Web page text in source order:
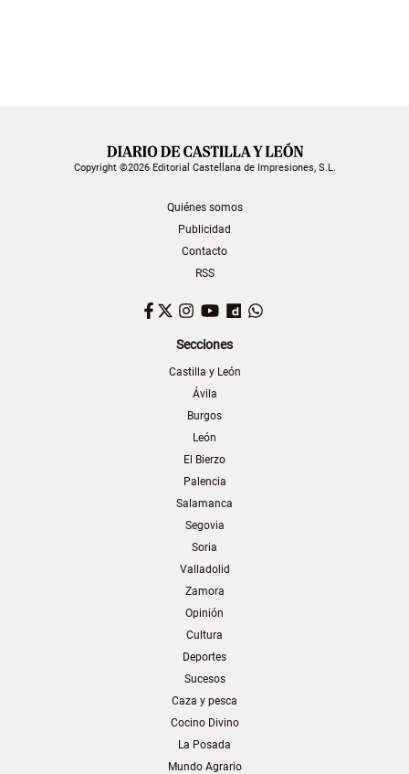
Copyright ©2026 Editorial Castellana de Impresiones, S.L.
Quiénes somos
Publicidad
Contacto
RSS
Facebook
TwitterInstagram
YouTubeDailymotion
Secciones
Castilla y León
Ávila
Burgos
León
El Bierzo
Palencia
Salamanca
Segovia
Soria
Valladolid
Zamora
Opinión
Cultura
Deportes
Sucesos
Caza y pesca
Cocino Divino
La Posada
Mundo Agrario